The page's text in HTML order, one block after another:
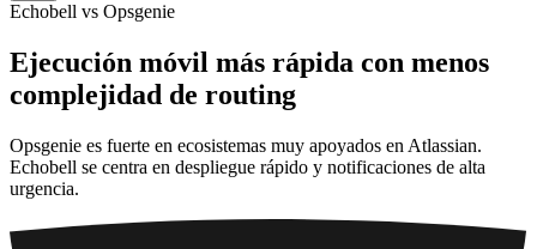
Echobell vs Opsgenie
Ejecución móvil más rápida con menos
complejidad de routing
Opsgenie es fuerte en ecosistemas muy apoyados en Atlassian.
Echobell se centra en despliegue rápido y notificaciones de alta
urgencia.